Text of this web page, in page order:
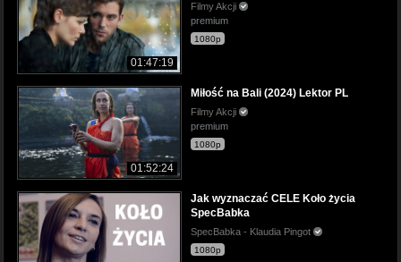
01:47:19
Filmy Akcji
premium
1080p
01:52:24
Miłość na Bali (2024) Lektor PL
Filmy Akcji
premium
1080p
Jak wyznaczać CELE Koło życia
SpecBabka
SpecBabka - Klaudia Pingot
1080p